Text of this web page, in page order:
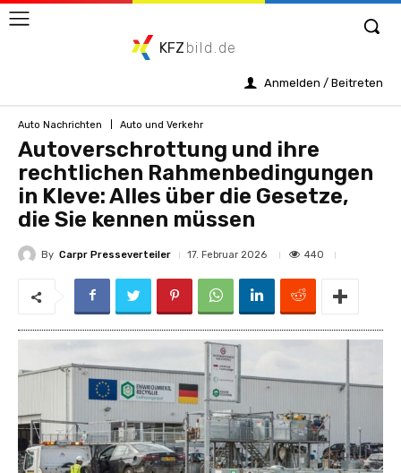
KFZ bild.de
Anmelden / Beitreten
Auto Nachrichten Auto und Verkehr
Autoverschrottung und ihre
rechtlichen Rahmenbedingungen
in Kleve: Alles über die Gesetze,
die Sie kennen müssen
By Carpr Presseverteiler 17. Februar 2026 440